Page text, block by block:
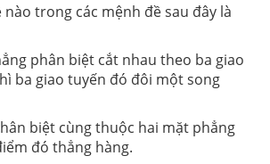
nào trong các mệnh đề sau đây là
phân biệt cắt nhau theo ba giao
ba giao tuyến đó đôi một song
biệt cùng thuộc hai mặt phẳng
đó thẳng hàng.